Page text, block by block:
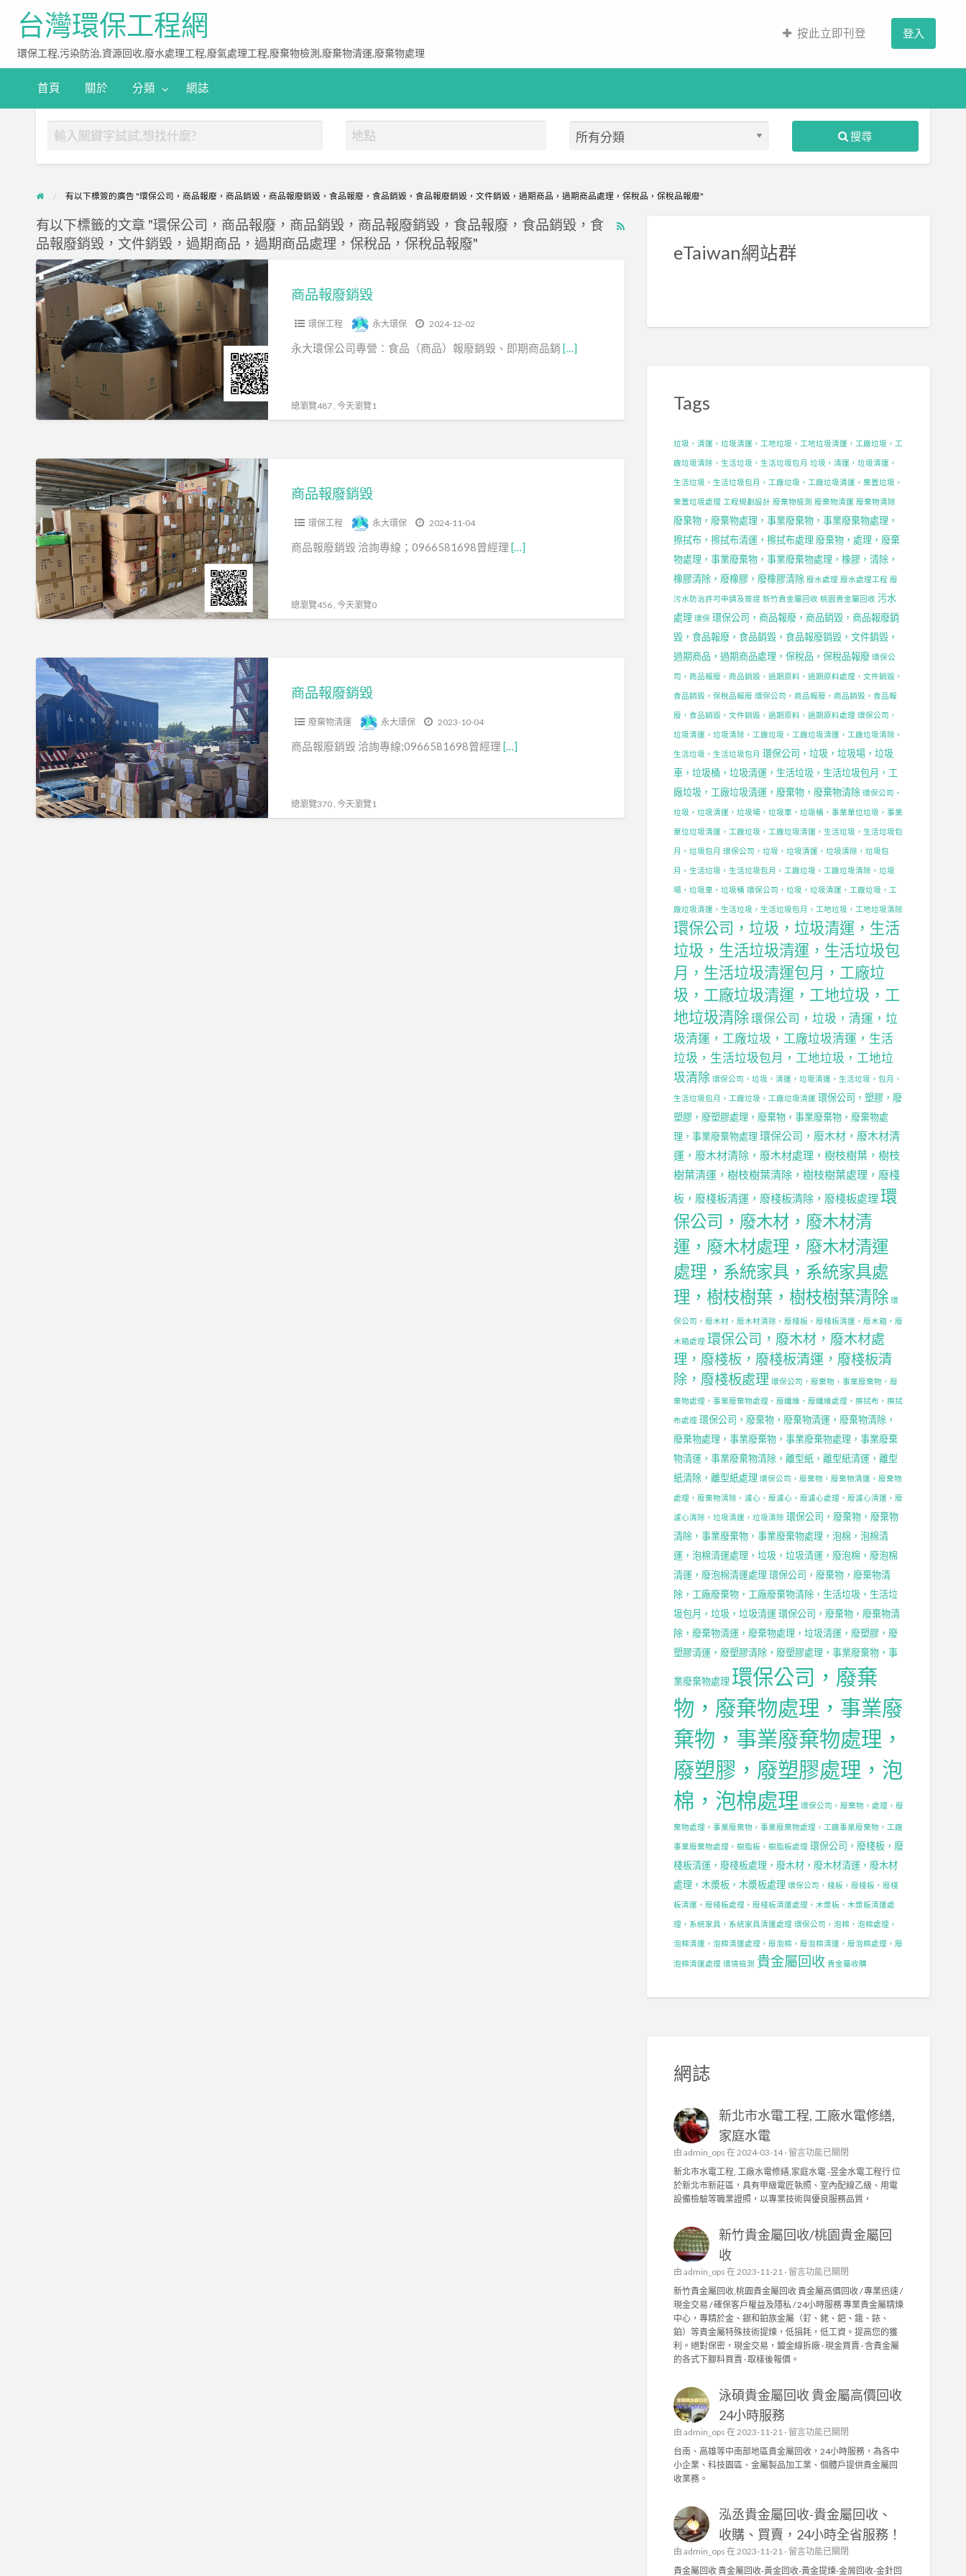
台灣環保工程網
環保工程,污染防治,資源回收,廢水處理工程,廢氣處理工程,廢棄物檢測,廢棄物清運,廢棄物處理
按此立即刊登 登入
首頁 關於 分類 網誌
搜尋
有以下標簽的廣告 "環保公司，商品報廢，商品銷毀，商品報廢銷毀，食品報廢，食品銷毀，食品報廢銷毀，文件銷毀，過期商品，過期商品處理，保稅品，保稅品報廢"
RSS
品
有以下標籤的文章 "環保公司，商品報廢，商品銷毀，商品報廢銷毀，食品報廢，食品銷毀，食
品報廢銷毀，文件銷毀，過期商品，過期商品處理，保稅品，保稅品報廢"
商
品
報
廢
銷
毀
商品報廢銷毀
環保工程 永大環保 2024-12-02
永大環保公司專營：食品（商品）報廢銷毀、即期商品銷 […]
總瀏覽487 , 今天瀏覽1
商
品
報
廢
銷
毀
商品報廢銷毀
環保工程 永大環保 2024-11-04
商品報廢銷毀 洽詢專線；0966581698曾經理 […]
總瀏覽456 , 今天瀏覽0
商
品
報
廢
銷
毀
商品報廢銷毀
廢棄物清運 永大環保 2023-10-04
商品報廢銷毀 洽詢專線;0966581698曾經理 […]
總瀏覽370 , 今天瀏覽1
eTaiwan網站群
Tags
垃圾，清運，垃圾清運，工地垃圾，工地垃圾清運，工廠垃圾，工
廠垃圾清除，生活垃圾，生活垃圾包月 垃圾，清運，垃圾清運，
生活垃圾，生活垃圾包月，工廠垃圾，工廠垃圾清運，棄置垃圾，
棄置垃圾處理 工程規劃設計 廢棄物檢測 廢棄物清運 廢棄物清除
廢棄物，廢棄物處理，事業廢棄物，事業廢棄物處理，
擦拭布，擦拭布清運，擦拭布處理 廢棄物，處理，廢棄
物處理，事業廢棄物，事業廢棄物處理，橡膠，清除，
橡膠清除，廢橡膠，廢橡膠清除 廢水處理 廢水處理工程 廢
污水防治許可申請及簽證 新竹貴金屬回收 桃園貴金屬回收 污水
處理 環保 環保公司，商品報廢，商品銷毀，商品報廢銷
毀，食品報廢，食品銷毀，食品報廢銷毀，文件銷毀，
過期商品，過期商品處理，保稅品，保稅品報廢 環保公
司，商品報廢，商品銷毀，過期原料，過期原料處理，文件銷毀，
食品銷毀，保稅品報廢 環保公司，商品報廢，商品銷毀，食品報
廢，食品銷毀，文件銷毀，過期原料，過期原料處理 環保公司，
垃圾清運，垃圾清除，工廠垃圾，工廠垃圾清運，工廠垃圾清除，
生活垃圾，生活垃圾包月 環保公司，垃圾，垃圾場，垃圾
車，垃圾桶，垃圾清運，生活垃圾，生活垃圾包月，工
廠垃圾，工廠垃圾清運，廢棄物，廢棄物清除 環保公司，
垃圾，垃圾清運，垃圾場，垃圾車，垃圾桶，事業單位垃圾，事業
單位垃圾清運，工廠垃圾，工廠垃圾清運，生活垃圾，生活垃圾包
月，垃圾包月 環保公司，垃圾，垃圾清運，垃圾清除，垃圾包
月，生活垃圾，生活垃圾包月，工廠垃圾，工廠垃圾清除，垃圾
場，垃圾車，垃圾桶 環保公司，垃圾，垃圾清運，工廠垃圾，工
廠垃圾清運，生活垃圾，生活垃圾包月，工地垃圾，工地垃圾清除
環保公司，垃圾，垃圾清運，生活
垃圾，生活垃圾清運，生活垃圾包
月，生活垃圾清運包月，工廠垃
圾，工廠垃圾清運，工地垃圾，工
地垃圾清除環保公司，垃圾，清運，垃
圾清運，工廠垃圾，工廠垃圾清運，生活
垃圾，生活垃圾包月，工地垃圾，工地垃
圾清除 環保公司，垃圾，清運，垃圾清運，生活垃圾，包月，
生活垃圾包月，工廠垃圾，工廠垃圾清運 環保公司，塑膠，廢
塑膠，廢塑膠處理，廢棄物，事業廢棄物，廢棄物處
理，事業廢棄物處理 環保公司，廢木材，廢木材清
運，廢木材清除，廢木材處理，樹枝樹葉，樹枝
樹葉清運，樹枝樹葉清除，樹枝樹葉處理，廢棧
板，廢棧板清運，廢棧板清除，廢棧板處理 環
保公司，廢木材，廢木材清
運，廢木材處理，廢木材清運
處理，系統家具，系統家具處
理，樹枝樹葉，樹枝樹葉清除 環
保公司，廢木材，廢木材清除，廢棧板，廢棧板清運，廢木箱，廢
木箱處理 環保公司，廢木材，廢木材處
理，廢棧板，廢棧板清運，廢棧板清
除，廢棧板處理 環保公司，廢棄物，事業廢棄物，廢
棄物處理，事業廢棄物處理，廢纖維，廢纖維處理，擦拭布，擦拭
布處理 環保公司，廢棄物，廢棄物清運，廢棄物清除，
廢棄物處理，事業廢棄物，事業廢棄物處理，事業廢棄
物清運，事業廢棄物清除，離型紙，離型紙清運，離型
紙清除，離型紙處理 環保公司，廢棄物，廢棄物清運，廢棄物
處理，廢棄物清除，濾心，廢濾心，廢濾心處理，廢濾心清運，廢
濾心清除，垃圾清運，垃圾清除 環保公司，廢棄物，廢棄物
清除，事業廢棄物，事業廢棄物處理，泡棉，泡棉清
運，泡棉清運處理，垃圾，垃圾清運，廢泡棉，廢泡棉
清運，廢泡棉清運處理 環保公司，廢棄物，廢棄物清
除，工廠廢棄物，工廠廢棄物清除，生活垃圾，生活垃
圾包月，垃圾，垃圾清運 環保公司，廢棄物，廢棄物清
除，廢棄物清運，廢棄物處理，垃圾清運，廢塑膠，廢
塑膠清運，廢塑膠清除，廢塑膠處理，事業廢棄物，事
業廢棄物處理 環保公司，廢棄
物，廢棄物處理，事業廢
棄物，事業廢棄物處理，
廢塑膠，廢塑膠處理，泡
棉，泡棉處理 環保公司，廢棄物，處理，廢
棄物處理，事業廢棄物，事業廢棄物處理，工廠事業廢棄物，工廠
事業廢棄物處理，樹脂板，樹脂板處理 環保公司，廢棧板，廢
棧板清運，廢棧板處理，廢木材，廢木材清運，廢木材
處理，木漿板，木漿板處理 環保公司，棧板，廢棧板，廢棧
板清運，廢棧板處理，廢棧板清運處理，木漿板，木漿板清運處
理，系統家具，系統家具清運處理 環保公司，泡棉，泡棉處理，
泡棉清運，泡棉清運處理，廢泡棉，廢泡棉清運，廢泡棉處理，廢
泡棉清運處理 環境檢測 貴金屬回收 貴金屬收購
網誌
新北市水電工程, 工廠水電修繕,
家庭水電
由 admin_ops 在 2024-03-14 - 在
〈
新
北
市
電
,
工
廠
水
電
修
繕
庭
〉
中
留言功能已關閉
新北市水電工程, 工廠水電修繕,家庭水電 -昱金水電工程行 位
於新北市新莊區，具有甲級電匠執照、室內配線乙級、用電
設備檢驗等職業證照，以專業技術與優良服務品質，
新竹貴金屬回收/桃園貴金屬回
收
由 admin_ops 在 2023-11-21 - 在
〈
新
竹
貴
金
屬
回
/
貴
金
屬
中
留言功能已關閉
新竹貴金屬回收,桃園貴金屬回收 貴金屬高價回收 / 專業迅速 /
現金交易 / 確保客戶權益及隱私 / 24小時服務 專業貴金屬精煉
中心，專精於金、銀和鉑族金屬（釕、銠、鈀、鋨、銥、
鉑）等貴金屬特殊技術提煉，低損耗，低工資。提高您的獲
利。絕對保密，現金交易，鍍金線拆廠 · 現金買賣 · 含貴金屬
的各式下腳料買賣 · 取樣後報價。
泳碩貴金屬回收 貴金屬高價回收
24小時服務
由 admin_ops 在 2023-11-21 - 在
〈
泳
碩
屬
收
貴
金
留言功能已關閉
台南、高雄等中南部地區貴金屬回收，24小時服務，為各中
小企業、科技園區、金屬製品加工業、個體戶提供貴金屬回
收業務。
泓丞貴金屬回收-貴金屬回收、
收購、買賣，24小時全省服務！
由 admin_ops 在 2023-11-21 - 在
〈
留言功能已關閉
貴金屬回收 貴金屬回收-黃金回收-黃金提煉-金屑回收-金針回